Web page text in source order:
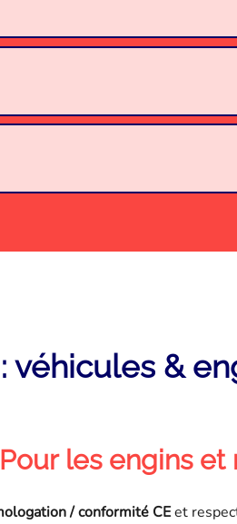
véhicules &
Pour les engins et
/ conformité CEet